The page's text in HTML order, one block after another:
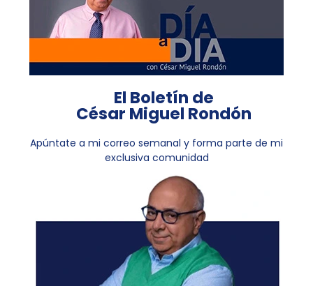
El Boletín de
César Miguel Rondón
Apúntate a mi correo semanal y forma parte de mi
exclusiva comunidad